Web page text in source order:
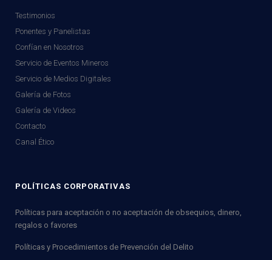
Testimonios
Ponentes y Panelistas
Confían en Nosotros
Servicio de Eventos Mineros
Servicio de Medios Digitales
Galería de Fotos
Galería de Videos
Contacto
Canal Ético
POLÍTICAS CORPORATIVAS
Políticas para aceptación o no aceptación de obsequios, dinero,
regalos o favores
Políticas y Procedimientos de Prevención del Delito